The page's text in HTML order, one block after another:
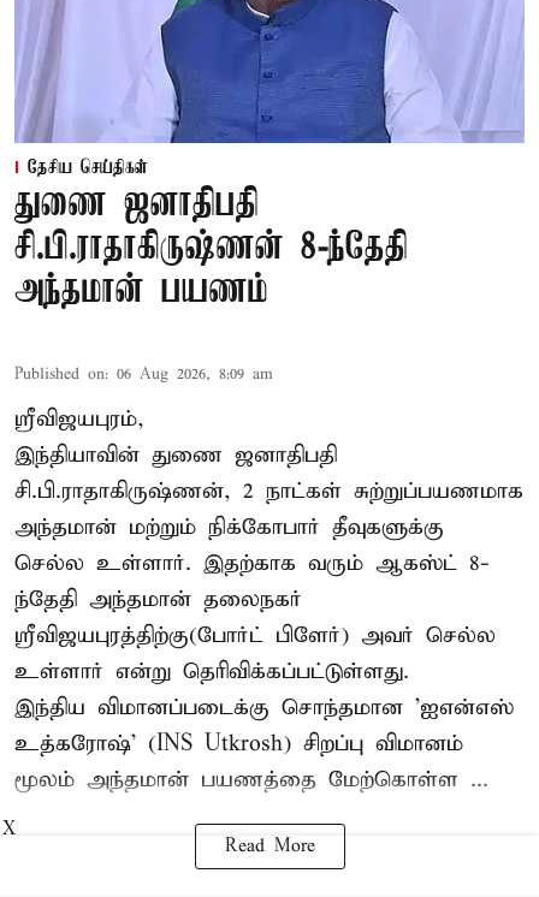
தேசிய செய்திகள்
துணை ஜனாதிபதி
சி.பி.ராதாகிருஷ்ணன் 8-ந்தேதி
அந்தமான் பயணம்
Published on: 06 Aug 2026, 8:09 am
ஸ்ரீவிஜயபுரம்,
இந்தியாவின் துணை ஜனாதிபதி
சி.பி.ராதாகிருஷ்ணன், 2 நாட்கள் சுற்றுப்பயணமாக
அந்தமான் மற்றும் நிக்கோபார் தீவுகளுக்கு
செல்ல உள்ளார். இதற்காக வரும் ஆகஸ்ட் 8-
ந்தேதி அந்தமான் தலைநகர்
ஸ்ரீவிஜயபுரத்திற்கு(போர்ட் பிளேர்) அவர் செல்ல
உள்ளார் என்று தெரிவிக்கப்பட்டுள்ளது.
இந்திய விமானப்படைக்கு சொந்தமான 'ஐஎன்எஸ்
உத்கரோஷ்' (INS Utkrosh) சிறப்பு விமானம்
மூலம் அந்தமான் பயணத்தை மேற்கொள்ள ...
Read More
X